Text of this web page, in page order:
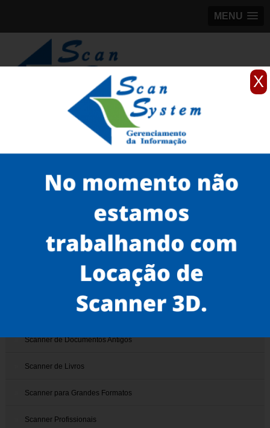
X
MENU
98184-5245
Scanner profissionais
scanner fujitsu de mesa
scanner profissional avision Vila Mariana
Serviços
Scanner de Documentos
Scanner de Documentos Antigos
Scanner de Livros
Scanner para Grandes Formatos
Scanner Profissionais